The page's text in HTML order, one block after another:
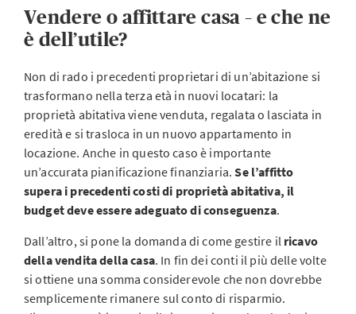
Vendere o affittare casa – e che ne
è dell’utile?
Non di rado i precedenti proprietari di un’abitazione si
trasformano nella terza età in nuovi locatari: la
proprietà abitativa viene venduta, regalata o lasciata in
eredità e si trasloca in un nuovo appartamento in
locazione. Anche in questo caso è importante
un’accurata pianificazione finanziaria.Se l’affitto
supera i precedenti costi di proprietà abitativa, il
budget deve essere adeguato di conseguenza.
Dall’altro, si pone la domanda di come gestire il ricavo
della vendita della casa. In fin dei conti il più delle volte
si ottiene una somma considerevole che non dovrebbe
semplicemente rimanere sul conto di risparmio.